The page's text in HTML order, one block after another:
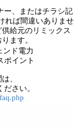
ー、またはチラシ記
れば間違いありませ
給元のリミックス
ます。
ド電力
ポイント
、
さい。